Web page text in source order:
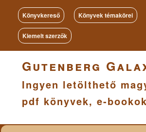
Könyvkereső Könyvek témakörei
Kiemelt szerzők
Gutenberg
Ingyen letölthető
pdf könyvek, e-bookok